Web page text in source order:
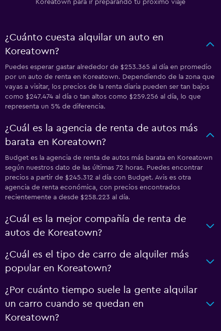
Koreatown para ir preparando tu próximo viaje
¿Cuánto cuesta alquilar un auto en
Koreatown?
Puedes esperar gastar alrededor de $253.365 al día en promedio
por un auto de renta en Koreatown. Dependiendo de la zona que
vayas a visitar, los precios de la renta diaria pueden ser tan bajos
como $247.474 al día o tan altos como $259.256 al día, lo que
representa un 5% de diferencia.
¿Cuál es la agencia de renta de autos más
barata en Koreatown?
Budget es la agencia de renta de autos más barata en Koreatown
según nuestros dato de las últimas 72 horas. Puedes encontrar
precios a partir de $245.312 al día con Budget. Avis es otra
agencia de renta económica, con precios encontrados
recientemente a desde $258.223 al día.
¿Cuál es la mejor compañía de renta de
autos de Koreatown?
¿Cuál es el tipo de carro de alquiler más
popular en Koreatown?
¿Por cuánto tiempo suele la gente alquilar
un carro cuando se quedan en
Koreatown?